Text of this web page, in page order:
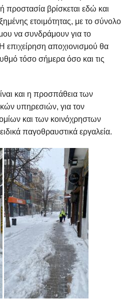
προστασία βρίσκεται εδώ και
ετοιμότητας, με το σύνολο
να συνδράμουν για το
επιχείρηση αποχιονισμού θα
τόσο σήμερα όσο και τις
και η προσπάθεια των
υπηρεσιών, για τον
και των κοινόχρηστων
παγοθραυστικά εργαλεία.